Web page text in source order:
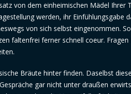
von dem einheimischen Mädel Ihrer
werden, ihr Einfühlungsgabe
von sich selbst eingenommen.
faltenfrei ferner schnell coeur. Fragen
Bräute hinter finden. Daselbst
gar nicht unter draußen